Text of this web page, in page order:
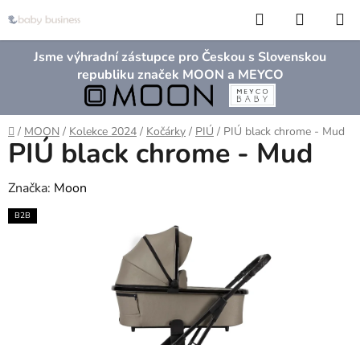
na
obsah
Jsme výhradní zástupce pro Českou s Slovenskou
republiku značek MOON a MEYCO
Hledat
KOŠÍK
Domů
/ MOON / Kolekce 2024 / Kočárky / PIÚ / PIÚ black chrome - Mud
PIÚ black chrome - Mud
Značka: Moon
B2B